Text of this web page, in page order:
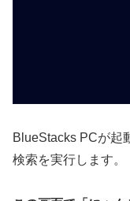
BlueStacks PCが起
検索を実行します。